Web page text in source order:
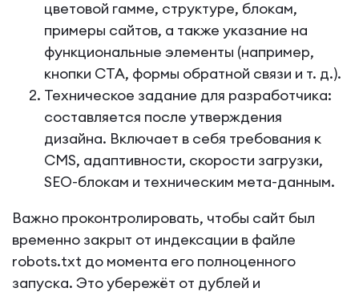
цветовой гамме, структуре, блокам,
примеры сайтов, а также указание на
функциональные элементы (например,
кнопки CTA, формы обратной связи и т. д.).
Техническое задание для разработчика:
составляется после утверждения
дизайна. Включает в себя требования к
CMS, адаптивности, скорости загрузки,
SEO-блокам и техническим мета-данным.
Важно проконтролировать, чтобы сайт был
временно закрыт от индексации в файле
robots.txt до момента его полноценного
запуска. Это убережёт от дублей и